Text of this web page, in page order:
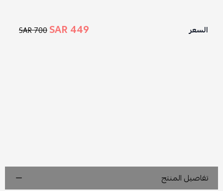
السعر 449 SAR
700 SAR
تفاصيل المنتج